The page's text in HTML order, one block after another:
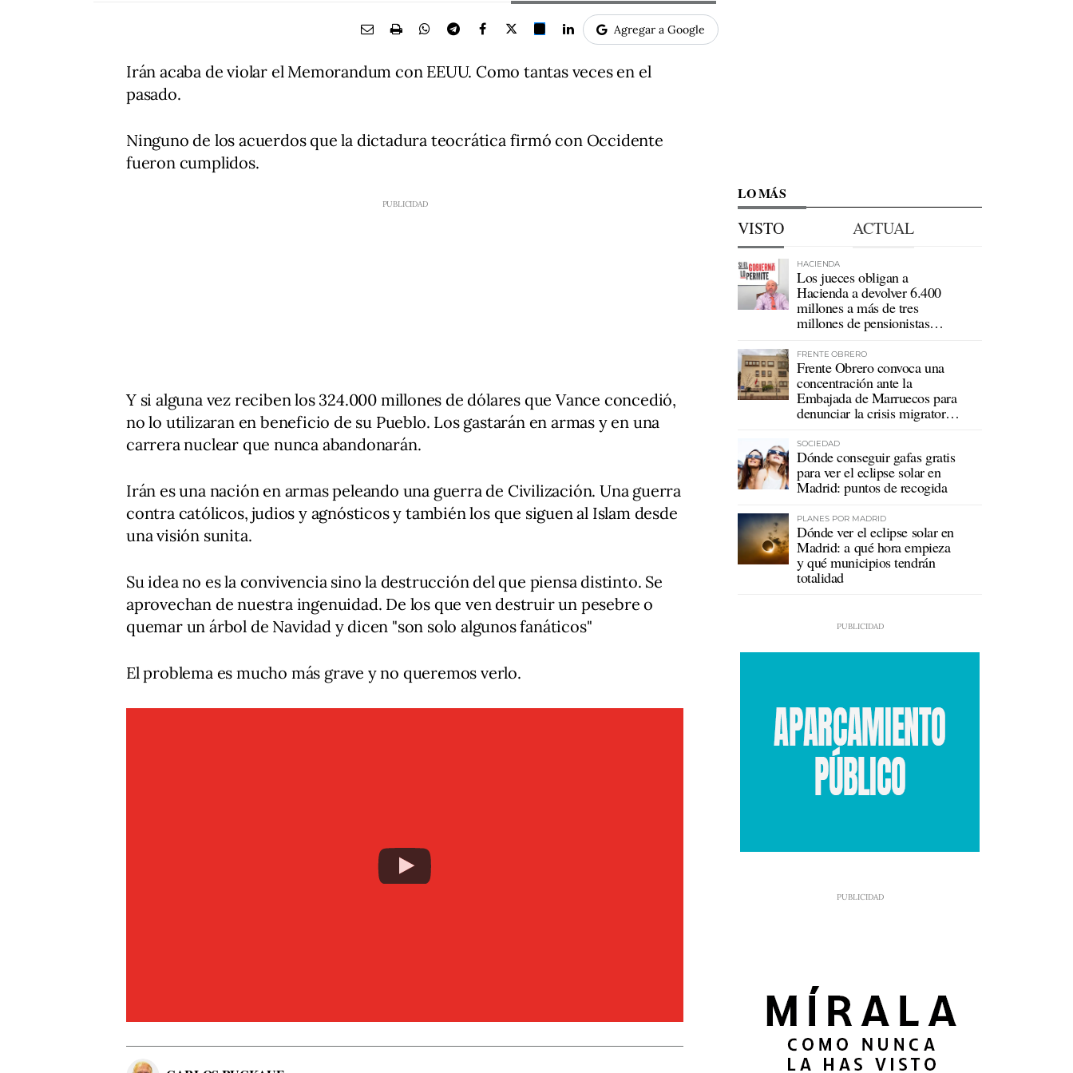
Agregar a Google
Irán acaba de violar el Memorandum con EEUU. Como tantas veces en el
pasado.
Ninguno de los acuerdos que la dictadura teocrática firmó con Occidente
fueron cumplidos.
Y si alguna vez reciben los 324.000 millones de dólares que Vance concedió,
no lo utilizaran en beneficio de su Pueblo. Los gastarán en armas y en una
carrera nuclear que nunca abandonarán.
Irán es una nación en armas peleando una guerra de Civilización. Una guerra
contra católicos, judios y agnósticos y también los que siguen al Islam desde
una visión sunita.
Su idea no es la convivencia sino la destrucción del que piensa distinto. Se
aprovechan de nuestra ingenuidad. De los que ven destruir un pesebre o
quemar un árbol de Navidad y dicen "son solo algunos fanáticos"
El problema es mucho más grave y no queremos verlo.
LO MÁS
VISTO ACTUAL
HACIENDA
Los jueces obligan a
Hacienda a devolver 6.400
millones a más de tres
millones de pensionistas
FRENTE OBRERO
Frente Obrero convoca una
concentración ante la
Embajada de Marruecos para
denunciar la crisis migratoria
SOCIEDAD
Dónde conseguir gafas gratis
para ver el eclipse solar en
Madrid: puntos de recogida
PLANES POR MADRID
Dónde ver el eclipse solar en
Madrid: a qué hora empieza
y qué municipios tendrán
totalidad